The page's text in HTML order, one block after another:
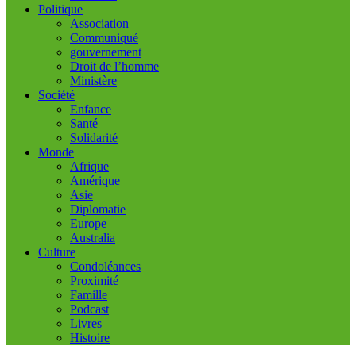
Politique
Association
Communiqué
gouvernement
Droit de l’homme
Ministère
Société
Enfance
Santé
Solidarité
Monde
Afrique
Amérique
Asie
Diplomatie
Europe
Australia
Culture
Condoléances
Proximité
Famille
Podcast
Livres
Histoire